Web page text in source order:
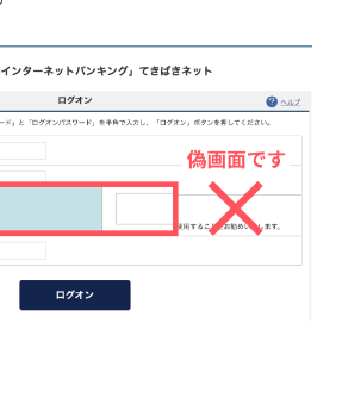
ービス
受付サービス
済サービス
関する支援
問 チャットで相談